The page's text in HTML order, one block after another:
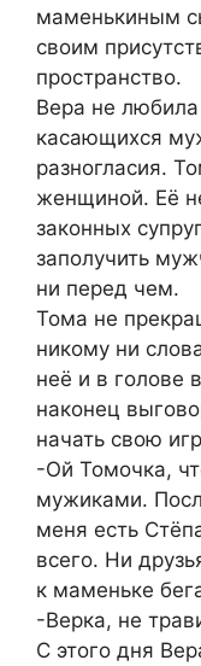
маменькиным
своим
пространство.
Вера не
касающихся
разногласия.
женщиной. Её
законных
заполучить
ни перед чем.
Тома не
никому ни
неё и в голове
наконец
начать свою
-Ой Томочка,
мужиками.
меня есть
всего. Ни
к маменьке
-Верка, не
С этого дня